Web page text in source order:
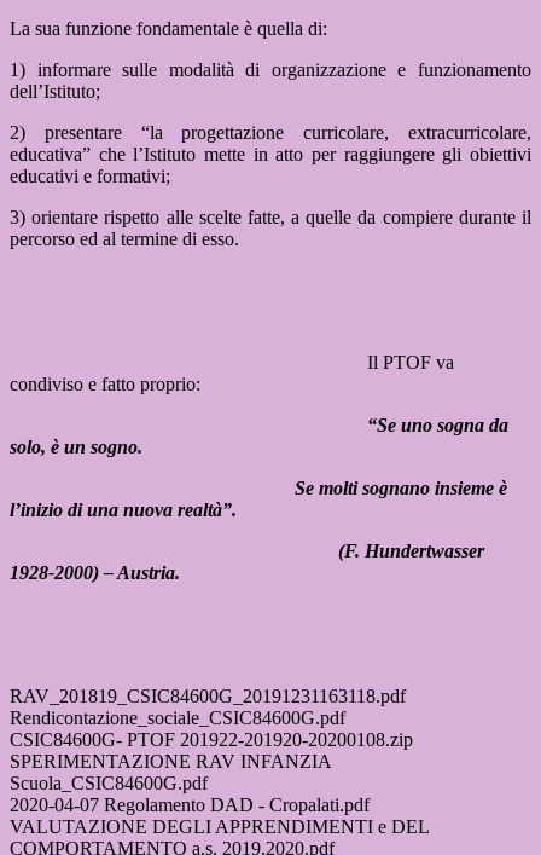
La sua funzione fondamentale è quella di:
1) informare sulle modalità di organizzazione e funzionamento
dell’Istituto;
2) presentare “la progettazione curricolare, extracurricolare,
educativa” che l’Istituto mette in atto per raggiungere gli obiettivi
educativi e formativi;
3) orientare rispetto alle scelte fatte, a quelle da compiere durante il
percorso ed al termine di esso.
Il PTOF va
condiviso e fatto proprio:
“Se uno sogna da
solo, è un sogno.
Se molti sognano insieme è
l’inizio di una nuova realtà”.
(F. Hundertwasser
1928-2000) – Austria.
RAV_201819_CSIC84600G_20191231163118.pdf
Rendicontazione_sociale_CSIC84600G.pdf
CSIC84600G- PTOF 201922-201920-20200108.zip
SPERIMENTAZIONE RAV INFANZIA
Scuola_CSIC84600G.pdf
2020-04-07 Regolamento DAD - Cropalati.pdf
VALUTAZIONE DEGLI APPRENDIMENTI e DEL
COMPORTAMENTO a.s. 2019.2020.pdf